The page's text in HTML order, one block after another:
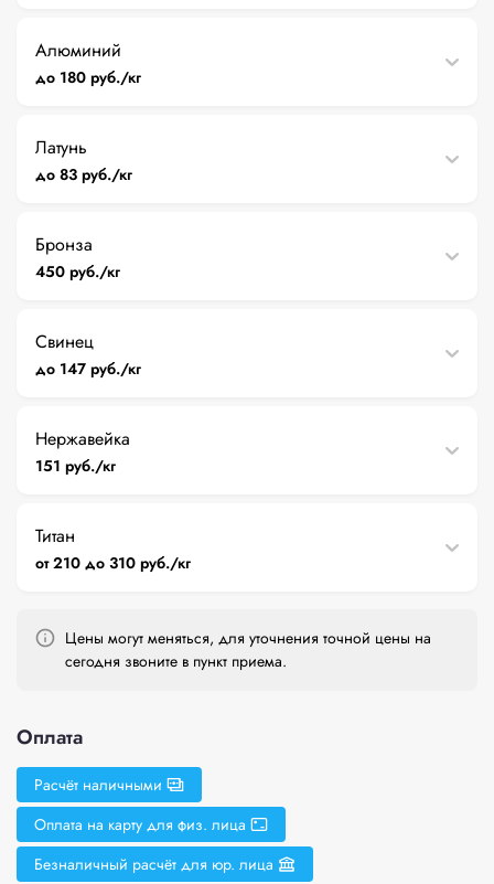
Алюминий
до 180 руб./кг
Латунь
до 83 руб./кг
Бронза
450 руб./кг
Свинец
до 147 руб./кг
Нержавейка
151 руб./кг
Титан
от 210 до 310 руб./кг
Цены могут меняться, для уточнения точной цены на
сегодня звоните в пункт приема.
Оплата
Расчёт наличными
Оплата на карту для физ. лица
Безналичный расчёт для юр. лица